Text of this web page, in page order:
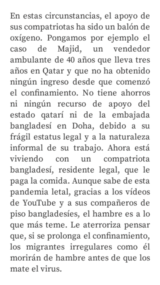
En estas circunstancias, el apoyo de
sus compatriotas ha sido un balón de
oxígeno. Pongamos por ejemplo el
caso de Majid, un vendedor
ambulante de 40 años que lleva tres
años en Qatar y que no ha obtenido
ningún ingreso desde que comenzó
el confinamiento. No tiene ahorros
ni ningún recurso de apoyo del
estado qatarí ni de la embajada
bangladesí en Doha, debido a su
frágil estatus legal y a la naturaleza
informal de su trabajo. Ahora está
viviendo con un compatriota
bangladesí, residente legal, que le
paga la comida. Aunque sabe de esta
pandemia letal, gracias a los vídeos
de YouTube y a sus compañeros de
piso bangladesíes, el hambre es a lo
que más teme. Le aterroriza pensar
que, si se prolonga el confinamiento,
los migrantes irregulares como él
morirán de hambre antes de que los
mate el virus.